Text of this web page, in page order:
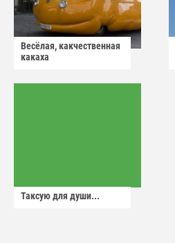
Весёлая, какчественная
какаха
Таксую для души...